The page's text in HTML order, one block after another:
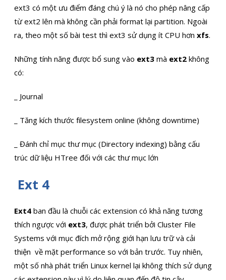
ext3 có một ưu điểm đáng chú ý là nó cho phép nâng cấp
từ ext2 lên mà không cần phải format lại partition. Ngoài
ra, theo một số bài test thì ext3 sử dụng ít CPU hơn xfs.
Những tính năng được bổ sung vào ext3 mà ext2 không
có:
_ Journal
_ Tăng kích thước filesystem online (không downtime)
_ Đánh chỉ mục thư mục (Directory indexing) bằng cấu
trúc dữ liệu HTree đối với các thư mục lớn
Ext 4
Ext4 ban đầu là chuỗi các extension có khả năng tương
thích ngược với ext3, được phát triển bởi Cluster File
Systems với mục đích mở rộng giới hạn lưu trữ và cải
thiện về mặt performance so với bản trước. Tuy nhiên,
một số nhà phát triển Linux kernel lại không thích sử dụng